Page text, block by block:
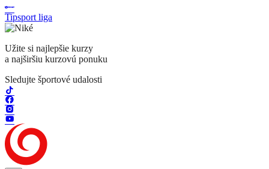
Tipsport liga
Užite si najlepšie kurzy
a najširšiu kurzovú ponuku
Sledujte športové udalosti